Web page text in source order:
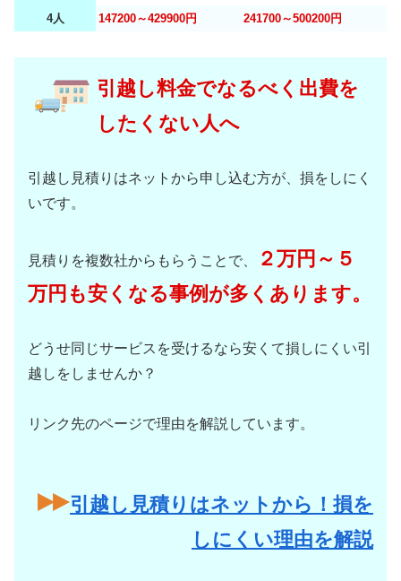
4人
147200～429900円 241700～500200円
引越し料金でなるべく出費を
したくない人へ
引越し見積りはネットから申し込む方が、損をしにく
いです。
見積りを複数社からもらうことで、
２万円～５
万円も安くなる事例が多くあります。
どうせ同じサービスを受けるなら安くて損しにくい引
越しをしませんか？
リンク先のページで理由を解説しています。
引越し見積りはネットから！損を
しにくい理由を解説